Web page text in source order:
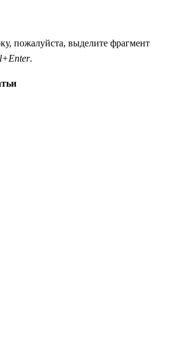
пожалуйста, выделите фрагмент
.